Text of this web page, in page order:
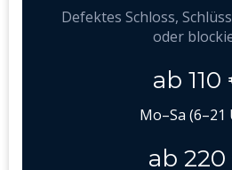
Defektes Schloss,
oder
ab 110
Mo–Sa (6–21
ab